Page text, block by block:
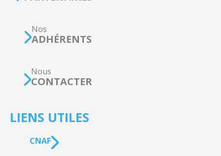
Nos
ADHÉRENTS
Nous
CONTACTER
LIENS UTILES
CNAF